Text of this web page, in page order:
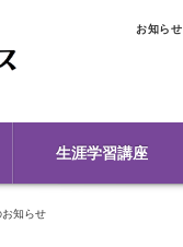
お知らせ
生涯学習講座
知らせ